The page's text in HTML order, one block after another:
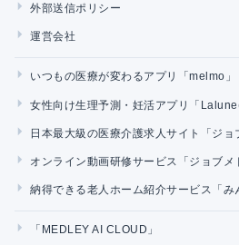
外部送信ポリシー
運営会社
いつもの医療が変わるアプリ「melmo」
女性向け生理予測・妊活アプリ「
日本最大級の医療介護求人サイト「ジョ
オンライン動画研修サービス「ジョブメ
納得できる老人ホーム紹介サービス「み
「MEDLEY AI CLOUD」